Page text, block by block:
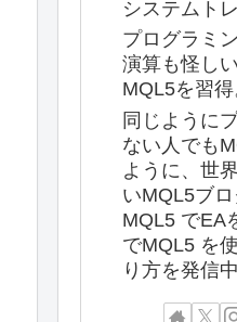
システムト
プログラミ
演算も怪し
MQL5を習得
同じように
ない人でも
ように、世
いMQL5ブロ
MQL5 でEA
でMQL5 を
り方を発信中